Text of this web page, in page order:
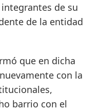
de su
de la entidad
que en dicha
con la
barrio con el